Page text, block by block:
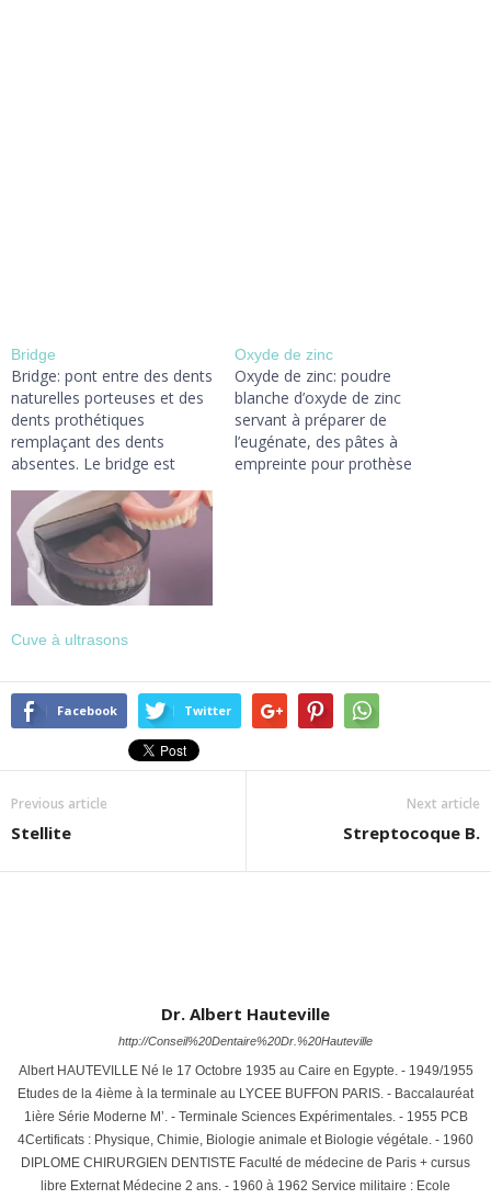
Bridge
Bridge: pont entre des dents
naturelles porteuses et des
dents prothétiques
remplaçant des dents
absentes. Le bridge est
prothèse fixe. ICI
Oxyde de zinc
Oxyde de zinc: poudre
blanche d’oxyde de zinc
servant à préparer de
l’eugénate, des pâtes à
empreinte pour prothèse
Cuve à ultrasons
Facebook Twitter
Previous article
Stellite
Next article
Streptocoque B.
Dr. Albert Hauteville
http://Conseil%20Dentaire%20Dr.%20Hauteville
Albert HAUTEVILLE Né le 17 Octobre 1935 au Caire en Egypte. - 1949/1955
Etudes de la 4ième à la terminale au LYCEE BUFFON PARIS. - Baccalauréat
1ière Série Moderne M’. - Terminale Sciences Expérimentales. - 1955 PCB
4Certificats : Physique, Chimie, Biologie animale et Biologie végétale. - 1960
DIPLOME CHIRURGIEN DENTISTE Faculté de médecine de Paris + cursus
libre Externat Médecine 2 ans. - 1960 à 1962 Service militaire : Ecole